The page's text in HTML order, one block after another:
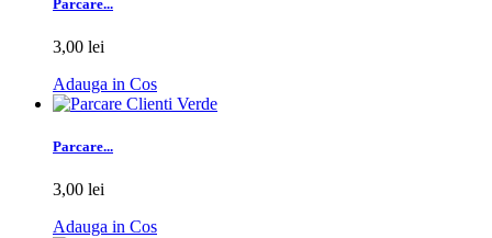
Parcare...
3,00 lei
Adauga in Cos
Parcare...
3,00 lei
Adauga in Cos